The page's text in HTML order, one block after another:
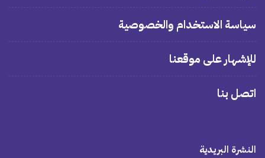
سياسة الاستخدام والخصوصية
للإشهار على موقعنا
اتصل بنا
النشرة البريدية